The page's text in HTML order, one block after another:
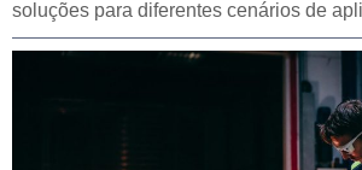
soluções para diferentes cenários de